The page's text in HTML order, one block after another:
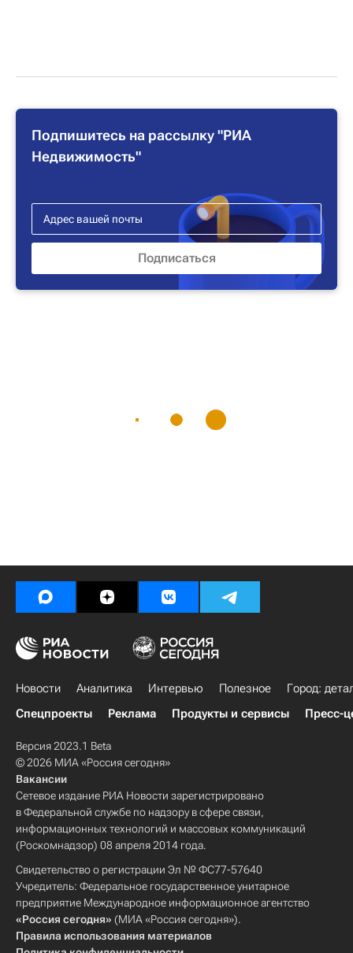
Подпишитесь на рассылку "РИА
Недвижимость"
Новости Аналитика Интервью Полезное
Город:
Спецпроекты
Реклама Продукты и сервисы Пресс-
Версия 2023.1 Beta
© 2026 МИА «Россия сегодня»
Вакансии
Сетевое издание РИА Новости зарегистрировано
в Федеральной службе по надзору в сфере связи,
информационных технологий и массовых коммуникаций
(Роскомнадзор) 08 апреля 2014 года.
Свидетельство о регистрации Эл № ФС77-57640
Учредитель: Федеральное государственное унитарное
предприятие Международное информационное агентство
«Россия сегодня» (МИА «Россия сегодня»).
Правила использования материалов